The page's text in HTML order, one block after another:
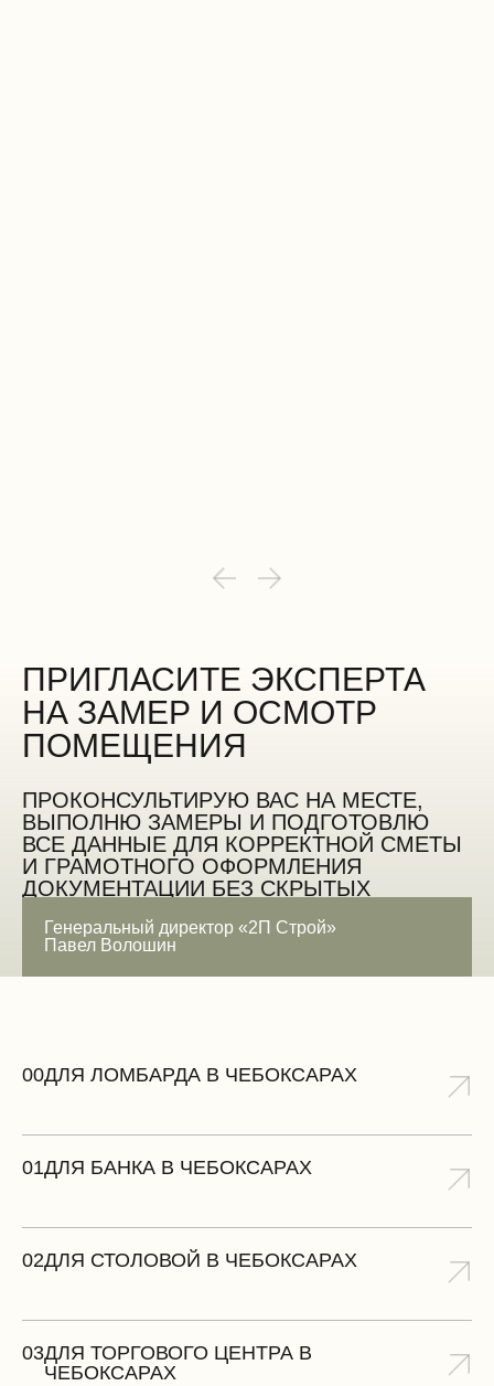
ПРИГЛАСИТЕ ЭКСПЕРТА
НА ЗАМЕР И ОСМОТР
ПОМЕЩЕНИЯ
ПРОКОНСУЛЬТИРУЮ ВАС НА МЕСТЕ,
ВЫПОЛНЮ ЗАМЕРЫ И ПОДГОТОВЛЮ
ВСЕ ДАННЫЕ ДЛЯ КОРРЕКТНОЙ СМЕТЫ
И ГРАМОТНОГО ОФОРМЛЕНИЯ
ДОКУМЕНТАЦИИ БЕЗ СКРЫТЫХ
Генеральный директор «2П Строй»
Павел Волошин
00ДЛЯ ЛОМБАРДА В ЧЕБОКСАРАХ
01ДЛЯ БАНКА В ЧЕБОКСАРАХ
02ДЛЯ СТОЛОВОЙ В ЧЕБОКСАРАХ
03ДЛЯ ТОРГОВОГО ЦЕНТРА В
ЧЕБОКСАРАХ